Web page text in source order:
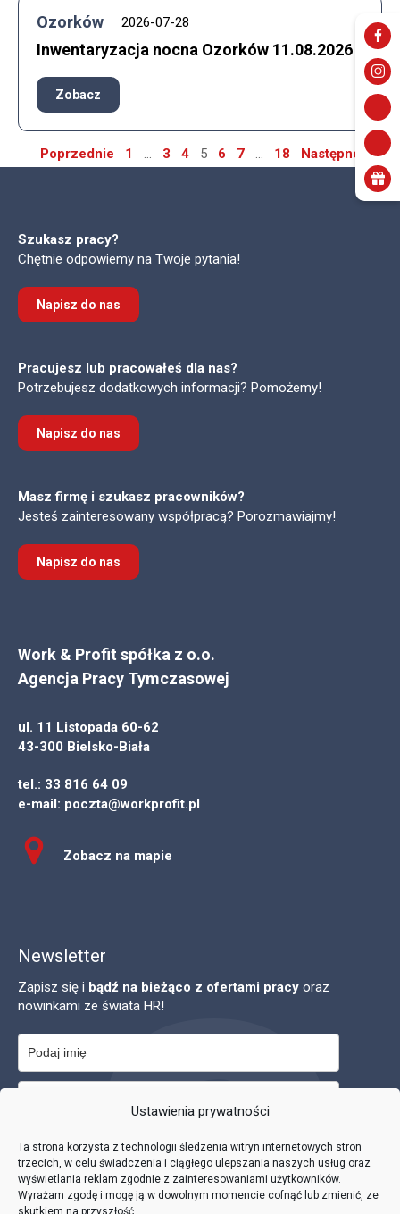
Ustawienia prywatności
Ta strona korzysta z technologii śledzenia witryn internetowych stron
trzecich, w celu świadczenia i ciągłego ulepszania naszych usług oraz
wyświetlania reklam zgodnie z zainteresowaniami użytkowników.
Wyrażam zgodę i mogę ją w dowolnym momencie cofnąć lub zmienić, ze
skutkiem na przyszłość.
Ozorków 2026-07-28
Inwentaryzacja nocna Ozorków 11.08.2026​
Zobacz
Nawigacja
po
Poprzednie 1 … 3 4 5 6 7 … 18 Następne
Szukasz pracy?
Chętnie odpowiemy na Twoje pytania!
Napisz do nas
Pracujesz lub pracowałeś dla nas?
Potrzebujesz dodatkowych informacji? Pomożemy!
Napisz do nas
Masz firmę i szukasz pracowników?
Jesteś zainteresowany współpracą? Porozmawiajmy!
Napisz do nas
Work & Profit spółka z o.o.
Agencja Pracy Tymczasowej
ul. 11 Listopada 60-62
43-300 Bielsko-Biała
tel.: 33 816 64 09
e-mail: poczta@workprofit.pl
Zobacz na mapie
Newsletter
Zapisz się i bądź na bieżąco z ofertami pracy oraz
nowinkami ze świata HR!
Zapisuję się na newsletter i akceptujępolitykę prywatności.